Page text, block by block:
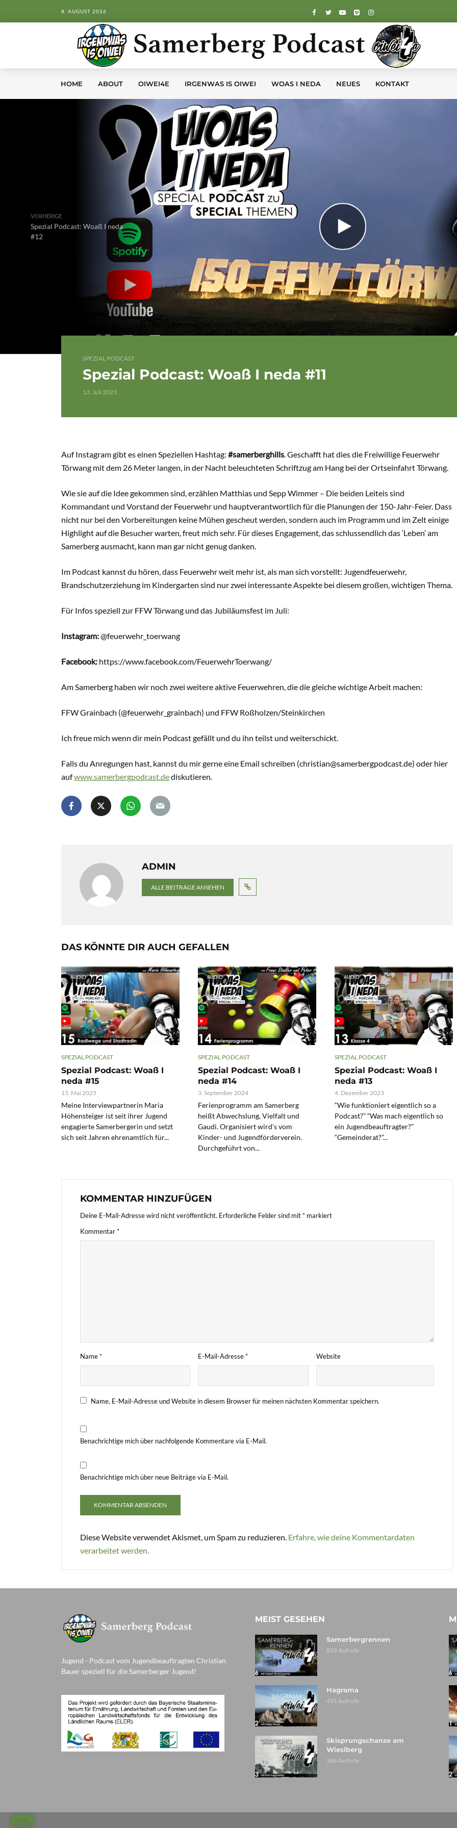
8. AUGUST 2026
HOME ABOUT OIWEI4E IRGENWAS IS OIWEI WOAS I NEDA NEUES KONTAKT
VORHERIGE
Spezial Podcast: Woaß I neda
#12
SPEZIAL PODCAST
Spezial Podcast: Woaß I neda #11
13. Juli 2023
Auf Instagram gibt es einen Speziellen Hashtag: #samerberghills. Geschafft hat dies die Freiwillige Feuerwehr
Törwang mit dem 26 Meter langen, in der Nacht beleuchteten Schriftzug am Hang bei der Ortseinfahrt Törwang.
Wie sie auf die Idee gekommen sind, erzählen Matthias und Sepp Wimmer – Die beiden Leiteis sind
Kommandant und Vorstand der Feuerwehr und hauptverantwortlich für die Planungen der 150-Jahr-Feier. Dass
nicht nur bei den Vorbereitungen keine Mühen gescheut werden, sondern auch im Programm und im Zelt einige
Highlight auf die Besucher warten, freut mich sehr. Für dieses Engagement, das schlussendlich das ‘Leben’ am
Samerberg ausmacht, kann man gar nicht genug danken.
Im Podcast kannst du hören, dass Feuerwehr weit mehr ist, als man sich vorstellt: Jugendfeuerwehr,
Brandschutzerziehung im Kindergarten sind nur zwei interessante Aspekte bei diesem großen, wichtigen Thema.
Für Infos speziell zur FFW Törwang und das Jubiläumsfest im Juli:
Instagram:@feuerwehr_toerwang
Facebook: https://www.facebook.com/FeuerwehrToerwang/
Am Samerberg haben wir noch zwei weitere aktive Feuerwehren, die die gleiche wichtige Arbeit machen:
FFW Grainbach (@feuerwehr_grainbach) und FFW Roßholzen/Steinkirchen
Ich freue mich wenn dir mein Podcast gefällt und du ihn teilst und weiterschickt.
Falls du Anregungen hast, kannst du mir gerne eine Email schreiben (christian@samerbergpodcast.de) oder hier
aufwww.samerbergpodcast.dediskutieren.
ADMIN
ALLE BEITRÄGE ANSEHEN
DAS KÖNNTE DIR AUCH GEFALLEN
AUDIO
SPEZIAL PODCAST
Spezial Podcast: Woaß I
neda #15
15. Mai 2025
Meine Interviewpartnerin Maria
Höhensteiger ist seit ihrer Jugend
engagierte Samerbergerin und setzt
sich seit Jahren ehrenamtlich für...
AUDIO
SPEZIAL PODCAST
Spezial Podcast: Woaß I
neda #14
3. September 2024
Ferienprogramm am Samerberg
heißt Abwechslung, Vielfalt und
Gaudi. Organisiert wird’s vom
Kinder- und Jugendförderverein.
Durchgeführt von...
AUDIO
SPEZIAL PODCAST
Spezial Podcast: Woaß I
neda #13
4. Dezember 2023
“Wie funktioniert eigentlich so a
Podcast?” “Was mach eigentlich so
ein Jugendbeauftragter?”
“Gemeinderat?”...
KOMMENTAR HINZUFÜGEN
Deine E-Mail-Adresse wird nicht veröffentlicht. Erforderliche Felder sind mit* markiert
Kommentar*
Name* E-Mail-Adresse* Website
Name, E-Mail-Adresse und Website in diesem Browser für meinen nächsten Kommentar speichern.
Benachrichtige mich über nachfolgende Kommentare via E-Mail.
Benachrichtige mich über neue Beiträge via E-Mail.
Diese Website verwendet Akismet, um Spam zu reduzieren. Erfahre, wie deine Kommentardaten
verarbeitet werden.
Jugend - Podcast vom Jugendbeauftragten Christian
Bauer speziell für die Samerberger Jugend!
MEIST GESEHEN
Samerbergrennen
829 Aufrufe
Hagrama
491 Aufrufe
Skisprungschanze am
Wieslberg
386 Aufrufe